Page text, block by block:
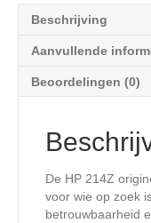
Beschrijving
Aanvullende
Beoordelingen (0)
De HP 214Z
voor wie op zoek
betrouwbaarheid